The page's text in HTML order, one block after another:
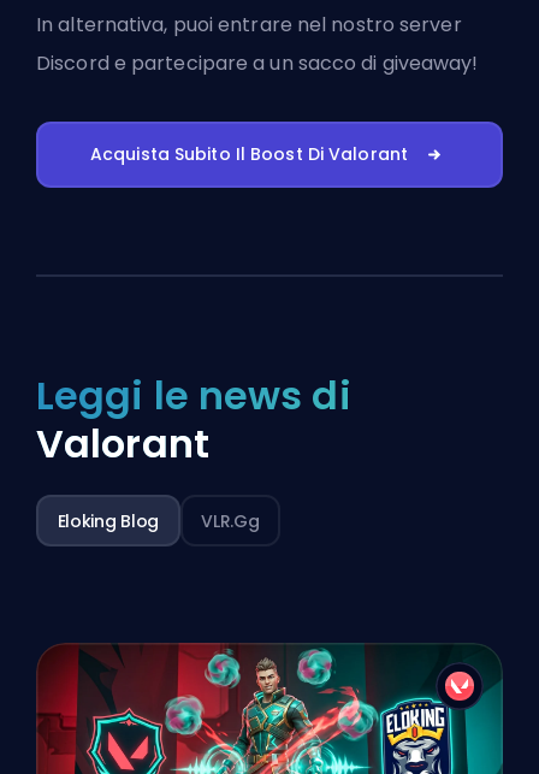
In alternativa, puoientrare nel nostro server
Discord e partecipare a un sacco di giveaway!
Acquista Subito Il Boost Di Valorant
Leggi le news di
Valorant
Eloking Blog VLR.gg